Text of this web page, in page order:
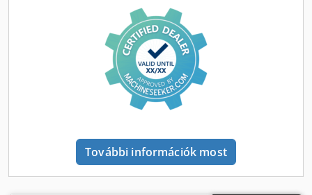
Forgácselszívó A géphez tartozó tartozékok Dokumentáció
További információk most